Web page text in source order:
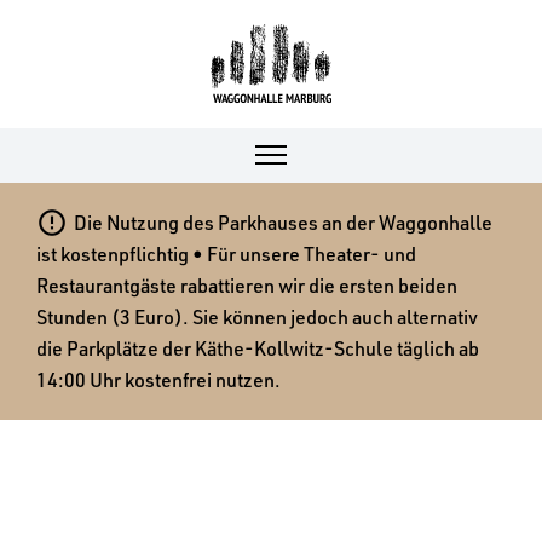
 Die Nutzung des Parkhauses an der Waggonhalle
ist kostenpflichtig • Für unsere Theater- und
Restaurantgäste rabattieren wir die ersten beiden
Stunden (3 Euro). Sie können jedoch auch alternativ
die Parkplätze der Käthe-Kollwitz-Schule täglich ab
14:00 Uhr kostenfrei nutzen.